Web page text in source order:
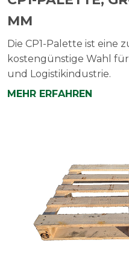
M
Die CP1-Palette ist eine
kostengünstige Wahl
und Logistikindustrie.
MEHR ERFAHREN